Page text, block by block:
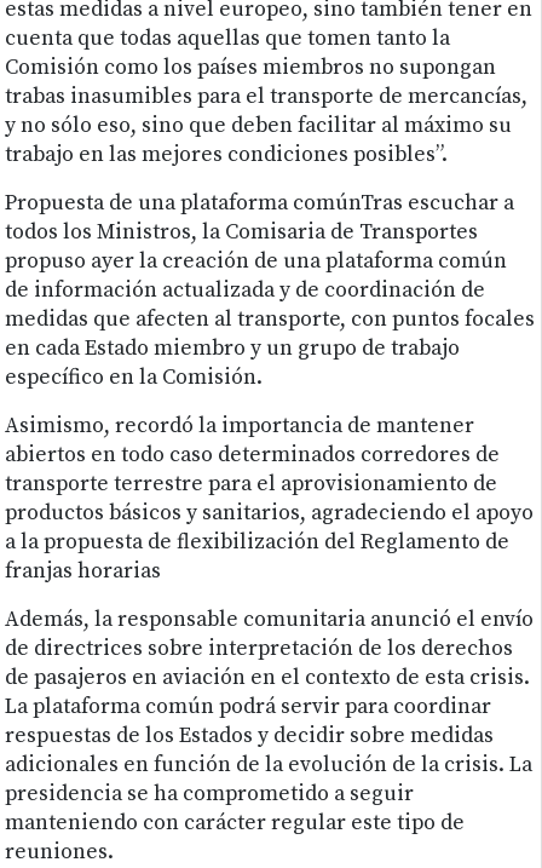
estas medidas a nivel europeo, sino también tener en
cuenta que todas aquellas que tomen tanto la
Comisión como los países miembros no supongan
trabas inasumibles para el transporte de mercancías,
y no sólo eso, sino que deben facilitar al máximo su
trabajo en las mejores condiciones posibles”.
Propuesta de una plataforma comúnTras escuchar a
todos los Ministros, la Comisaria de Transportes
propuso ayer la creación de una plataforma común
de información actualizada y de coordinación de
medidas que afecten al transporte, con puntos focales
en cada Estado miembro y un grupo de trabajo
específico en la Comisión.
Asimismo, recordó la importancia de mantener
abiertos en todo caso determinados corredores de
transporte terrestre para el aprovisionamiento de
productos básicos y sanitarios, agradeciendo el apoyo
a la propuesta de flexibilización del Reglamento de
franjas horarias
Además, la responsable comunitaria anunció el envío
de directrices sobre interpretación de los derechos
de pasajeros en aviación en el contexto de esta crisis.
La plataforma común podrá servir para coordinar
respuestas de los Estados y decidir sobre medidas
adicionales en función de la evolución de la crisis. La
presidencia se ha comprometido a seguir
manteniendo con carácter regular este tipo de
reuniones.